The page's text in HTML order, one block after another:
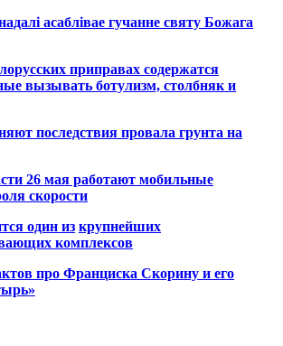
асаблівае гучанне святу Божага
приправах содержатся
вызывать ботулизм, столбняк и
последствия провала грунта на
26 мая работают мобильные
скорости
один из крупнейших
комплексов
про Франциска Скорину и его